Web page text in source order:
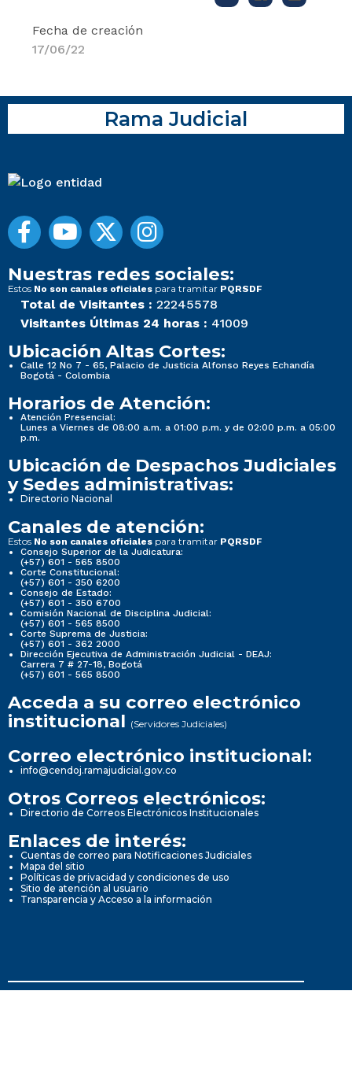
Fecha de creación
17/06/22
Rama Judicial
Nuestras redes sociales:
Estos No son canales oficiales para tramitar PQRSDF
Total de Visitantes : 22245578
Visitantes Últimas 24 horas : 41009
Ubicación Altas Cortes:
Calle 12 No 7 - 65, Palacio de Justicia Alfonso Reyes Echandía
Bogotá - Colombia
Horarios de Atención:
Atención Presencial:
Lunes a Viernes de 08:00 a.m. a 01:00 p.m. y de 02:00 p.m. a 05:00
p.m.
Ubicación de Despachos Judiciales
y Sedes administrativas:
Directorio Nacional
Canales de atención:
Estos No son canales oficiales para tramitar PQRSDF
Consejo Superior de la Judicatura:
(+57) 601 - 565 8500
Corte Constitucional:
(+57) 601 - 350 6200
Consejo de Estado:
(+57) 601 - 350 6700
Comisión Nacional de Disciplina Judicial:
(+57) 601 - 565 8500
Corte Suprema de Justicia:
(+57) 601 - 362 2000
Dirección Ejecutiva de Administración Judicial - DEAJ:
Carrera 7 # 27-18, Bogotá
(+57) 601 - 565 8500
Acceda a su correo electrónico
institucional (Servidores Judiciales)
Correo electrónico institucional:
info@cendoj.ramajudicial.gov.co
Otros Correos electrónicos:
Directorio de Correos Electrónicos Institucionales
Enlaces de interés:
Cuentas de correo para Notificaciones Judiciales
Mapa del sitio
Políticas de privacidad y condiciones de uso
Sitio de atención al usuario
Transparencia y Acceso a la información